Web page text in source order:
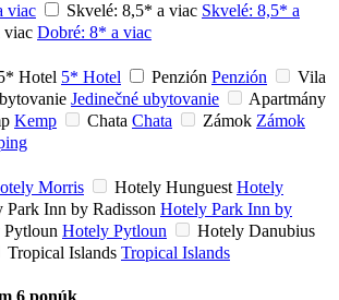
viac Skvelé: 8,5* a viac Skvelé: 8,5* a
viac Dobré: 8* a viac
Hotel 5* Hotel Penzión Penzión
Vila
Jedinečné ubytovanie
Apartmány
Kemp Chata Chata Zámok Zámok
Morris Hotely Hunguest Hotely
Park Inn by Radisson Hotely Park Inn by
Hotely Pytloun
Hotely Danubius
Tropical Islands Tropical Islands
6 ponúk